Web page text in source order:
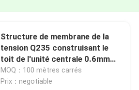
Structure de membrane de la
tension Q235 construisant le
toit de l'unité centrale 0.6mm
imperméable
MOQ：100 mètres carrés
Prix：negotiable